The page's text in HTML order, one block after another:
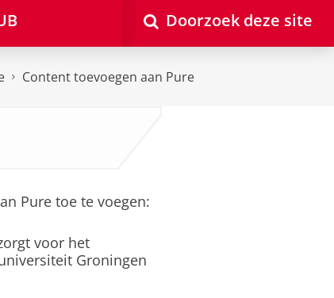
Doorzoek deze site
Content toevoegen aan Pure
Pure toe te voegen:
voor het
Groningen